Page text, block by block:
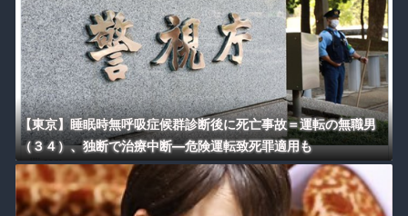
【東京】睡眠時無呼吸症候群診断後に死亡事故＝運転の無職男
（３４）、独断で治療中断―危険運転致死罪適用も